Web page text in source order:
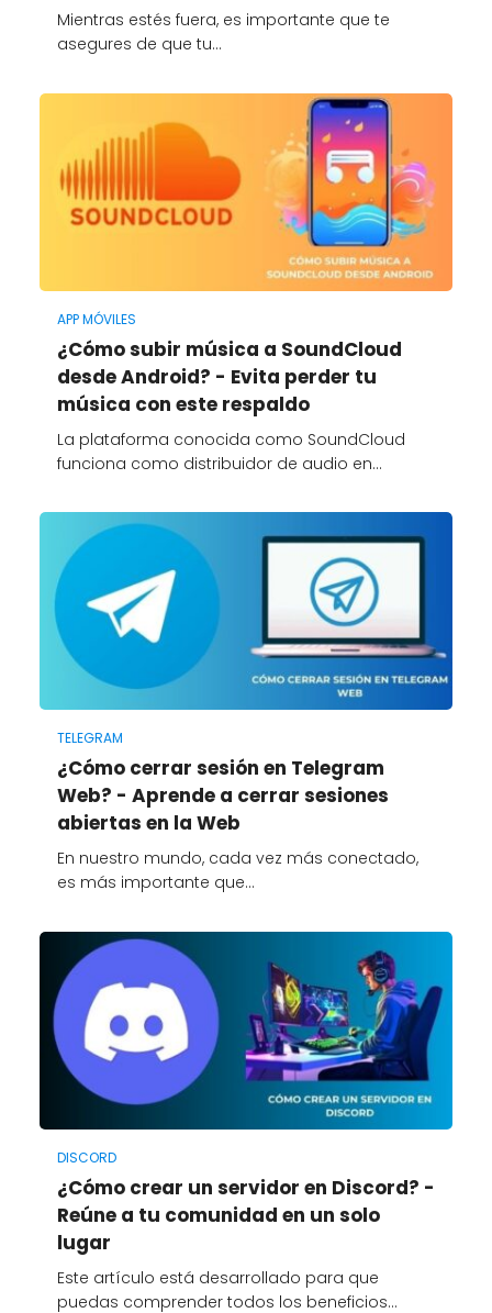
Mientras estés fuera, es importante que te
asegures de que tu…
APP MÓVILES
¿Cómo subir música a SoundCloud
desde Android? - Evita perder tu
música con este respaldo
La plataforma conocida como SoundCloud
funciona como distribuidor de audio en…
TELEGRAM
¿Cómo cerrar sesión en Telegram
Web? - Aprende a cerrar sesiones
abiertas en la Web
En nuestro mundo, cada vez más conectado,
es más importante que…
DISCORD
¿Cómo crear un servidor en Discord? -
Reúne a tu comunidad en un solo
lugar
Este artículo está desarrollado para que
puedas comprender todos los beneficios…